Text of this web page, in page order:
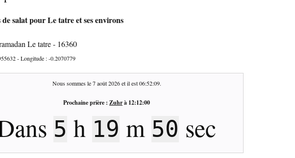
de salat pour Le tatre et ses environs
Le tatre - 16360
- Longitude :-0.2070779
Nous sommes le7 août 2026et il est06:52:10.
Prochaine prière : Zuhrà 12:12:00
5 h 19 m 49 sec